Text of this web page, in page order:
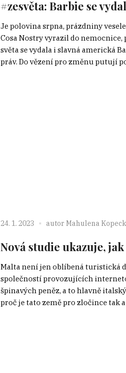
#zesvěta: Barbie se
Je polovina srpna, prázdniny
Cosa Nostry vyrazil do
světa se vydala i slavná americká
práv. Do vězení pro změnu putují
24. 1. 2023 autor Mahulena
Nová studie ukazuje,
Malta není jen oblíbená turistická
společností provozujících
špinavých peněz, a to hlavně
proč je tato země pro zločince tak